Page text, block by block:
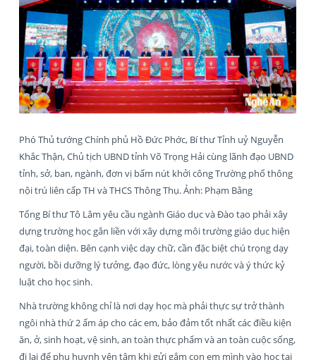
Phó Thủ tướng Chính phủ Hồ Đức Phớc, Bí thư Tỉnh uỷ Nguyễn
Khắc Thận, Chủ tịch UBND tỉnh Võ Trọng Hải cùng lãnh đạo UBND
tỉnh, sở, ban, ngành, đơn vị bấm nút khởi công Trường phổ thông
nội trú liên cấp TH và THCS Thông Thụ. Ảnh: Phạm Bằng
Tổng Bí thư Tô Lâm yêu cầu ngành Giáo dục và Đào tạo phải xây
dựng trường học gắn liền với xây dựng môi trường giáo dục hiện
đại, toàn diện. Bên cạnh việc dạy chữ, cần đặc biệt chú trọng dạy
người, bồi dưỡng lý tưởng, đạo đức, lòng yêu nước và ý thức kỷ
luật cho học sinh.
Nhà trường không chỉ là nơi dạy học mà phải thực sự trở thành
ngôi nhà thứ 2 ấm áp cho các em, bảo đảm tốt nhất các điều kiện
ăn, ở, sinh hoạt, vệ sinh, an toàn thực phẩm và an toàn cuộc sống,
đi lại để phụ huynh yên tâm khi gửi gắm con em mình vào học tại